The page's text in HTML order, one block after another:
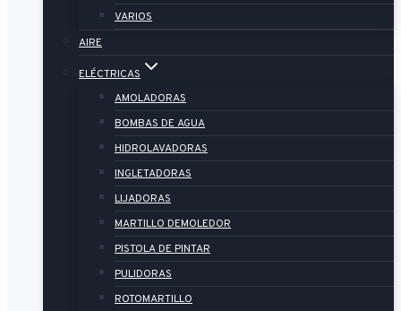
VARIOS
AIRE
ELÉCTRICAS
AMOLADORAS
BOMBAS DE AGUA
HIDROLAVADORAS
INGLETADORAS
LIJADORAS
MARTILLO DEMOLEDOR
PISTOLA DE PINTAR
PULIDORAS
ROTOMARTILLO